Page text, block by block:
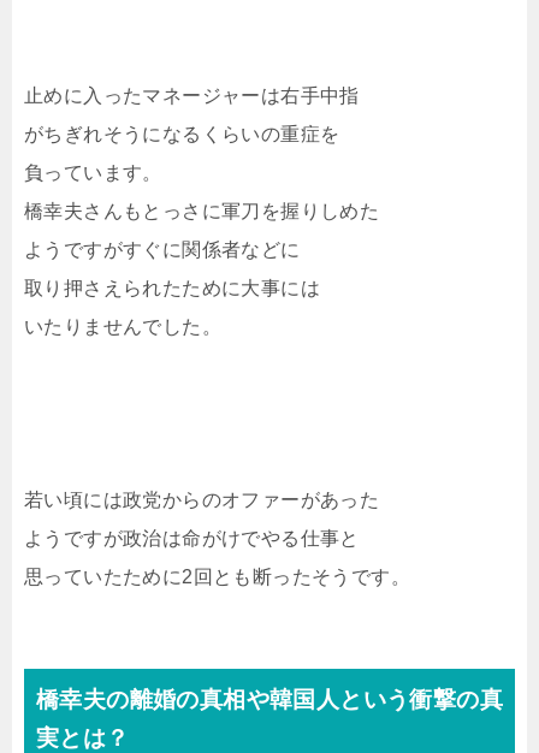
止めに入ったマネージャーは右手中指
がちぎれそうになるくらいの重症を
負っています。
橋幸夫さんもとっさに軍刀を握りしめた
ようですがすぐに関係者などに
取り押さえられたために大事には
いたりませんでした。
若い頃には政党からのオファーがあった
ようですが政治は命がけでやる仕事と
思っていたために2回とも断ったそうです。
橋幸夫の離婚の真相や韓国人という衝撃の真
実とは？